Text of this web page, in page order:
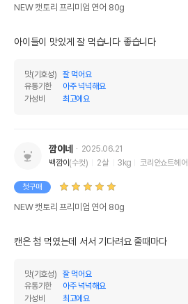
NEW 캣토리 프리미엄 연어 80g
아이들이 맛있게 잘 먹습니다 좋습니다
맛(기호성)
잘 먹어요
유통기한
아주 넉넉해요
가성비
최고에요
깜이네
2025.06.21
백깜이(수컷) 2살 3kg 코리안쇼트헤어
첫구매
NEW 캣토리 프리미엄 연어 80g
캔은 첨 먹였는데 서서 기다려요 줄때마다
맛(기호성)
잘 먹어요
유통기한
아주 넉넉해요
가성비
최고에요